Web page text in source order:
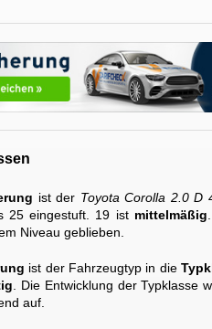
ist der Toyota Corolla 2.0 D
25 eingestuft. 19 ist mittelmäßig
Niveau geblieben.
ist der Fahrzeugtyp in die
. Die Entwicklung der Typklasse
auf.